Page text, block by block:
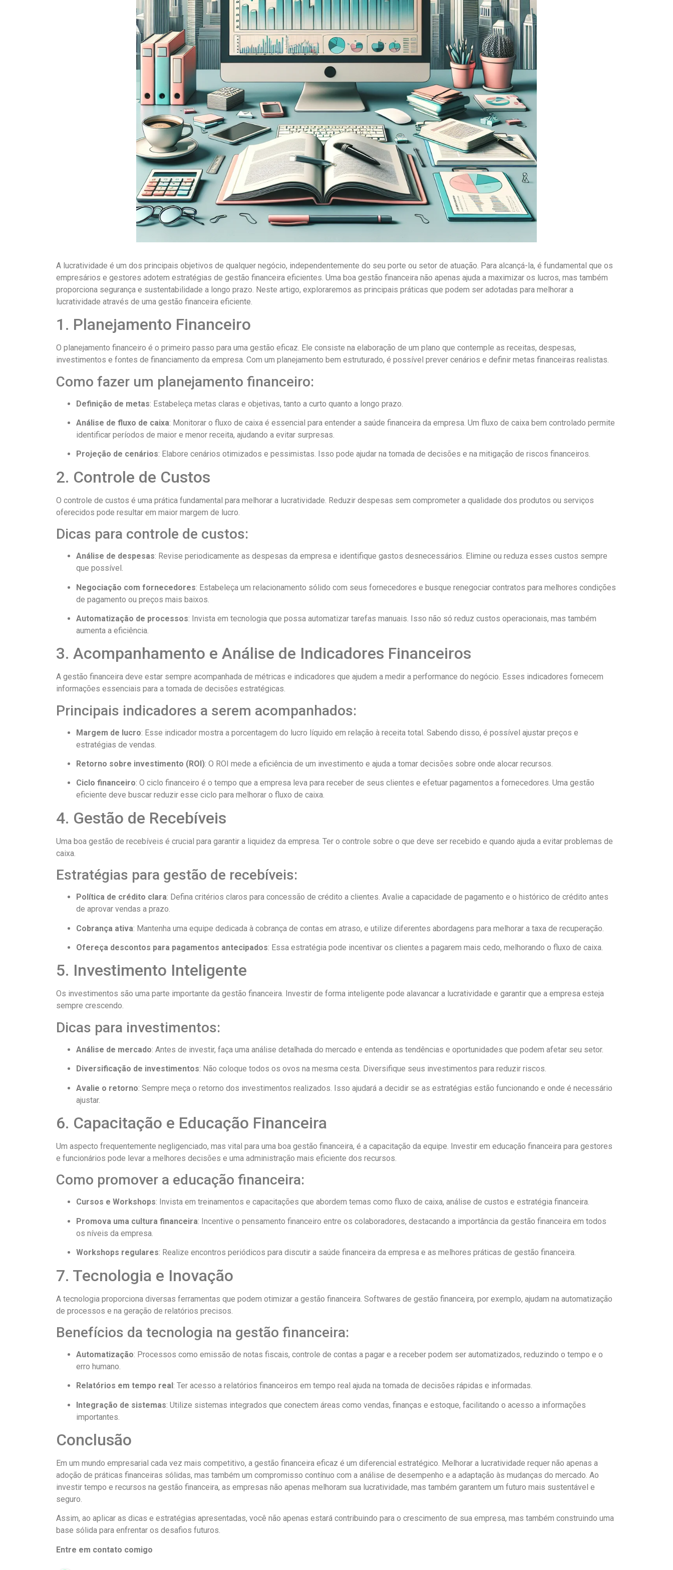
A lucratividade é um dos principais objetivos de qualquer negócio, independentemente do seu porte ou setor de atuação. Para alcançá-la, é fundamental que os
empresários e gestores adotem estratégias de gestão financeira eficientes. Uma boa gestão financeira não apenas ajuda a maximizar os lucros, mas também
proporciona segurança e sustentabilidade a longo prazo. Neste artigo, exploraremos as principais práticas que podem ser adotadas para melhorar a
lucratividade através de uma gestão financeira eficiente.
1. Planejamento Financeiro
O planejamento financeiro é o primeiro passo para uma gestão eficaz. Ele consiste na elaboração de um plano que contemple as receitas, despesas,
investimentos e fontes de financiamento da empresa. Com um planejamento bem estruturado, é possível prever cenários e definir metas financeiras realistas.
Como fazer um planejamento financeiro:
Definição de metas: Estabeleça metas claras e objetivas, tanto a curto quanto a longo prazo.
Análise de fluxo de caixa: Monitorar o fluxo de caixa é essencial para entender a saúde financeira da empresa. Um fluxo de caixa bem controlado permite
identificar períodos de maior e menor receita, ajudando a evitar surpresas.
Projeção de cenários: Elabore cenários otimizados e pessimistas. Isso pode ajudar na tomada de decisões e na mitigação de riscos financeiros.
2. Controle de Custos
O controle de custos é uma prática fundamental para melhorar a lucratividade. Reduzir despesas sem comprometer a qualidade dos produtos ou serviços
oferecidos pode resultar em maior margem de lucro.
Dicas para controle de custos:
Análise de despesas: Revise periodicamente as despesas da empresa e identifique gastos desnecessários. Elimine ou reduza esses custos sempre
que possível.
Negociação com fornecedores: Estabeleça um relacionamento sólido com seus fornecedores e busque renegociar contratos para melhores condições
de pagamento ou preços mais baixos.
Automatização de processos: Invista em tecnologia que possa automatizar tarefas manuais. Isso não só reduz custos operacionais, mas também
aumenta a eficiência.
3. Acompanhamento e Análise de Indicadores Financeiros
A gestão financeira deve estar sempre acompanhada de métricas e indicadores que ajudem a medir a performance do negócio. Esses indicadores fornecem
informações essenciais para a tomada de decisões estratégicas.
Principais indicadores a serem acompanhados:
Margem de lucro: Esse indicador mostra a porcentagem do lucro líquido em relação à receita total. Sabendo disso, é possível ajustar preços e
estratégias de vendas.
Retorno sobre investimento (ROI): O ROI mede a eficiência de um investimento e ajuda a tomar decisões sobre onde alocar recursos.
Ciclo financeiro: O ciclo financeiro é o tempo que a empresa leva para receber de seus clientes e efetuar pagamentos a fornecedores. Uma gestão
eficiente deve buscar reduzir esse ciclo para melhorar o fluxo de caixa.
4. Gestão de Recebíveis
Uma boa gestão de recebíveis é crucial para garantir a liquidez da empresa. Ter o controle sobre o que deve ser recebido e quando ajuda a evitar problemas de
caixa.
Estratégias para gestão de recebíveis:
Política de crédito clara: Defina critérios claros para concessão de crédito a clientes. Avalie a capacidade de pagamento e o histórico de crédito antes
de aprovar vendas a prazo.
Cobrança ativa: Mantenha uma equipe dedicada à cobrança de contas em atraso, e utilize diferentes abordagens para melhorar a taxa de recuperação.
Ofereça descontos para pagamentos antecipados: Essa estratégia pode incentivar os clientes a pagarem mais cedo, melhorando o fluxo de caixa.
5. Investimento Inteligente
Os investimentos são uma parte importante da gestão financeira. Investir de forma inteligente pode alavancar a lucratividade e garantir que a empresa esteja
sempre crescendo.
Dicas para investimentos:
Análise de mercado: Antes de investir, faça uma análise detalhada do mercado e entenda as tendências e oportunidades que podem afetar seu setor.
Diversificação de investimentos: Não coloque todos os ovos na mesma cesta. Diversifique seus investimentos para reduzir riscos.
Avalie o retorno: Sempre meça o retorno dos investimentos realizados. Isso ajudará a decidir se as estratégias estão funcionando e onde é necessário
ajustar.
6. Capacitação e Educação Financeira
Um aspecto frequentemente negligenciado, mas vital para uma boa gestão financeira, é a capacitação da equipe. Investir em educação financeira para gestores
e funcionários pode levar a melhores decisões e uma administração mais eficiente dos recursos.
Como promover a educação financeira:
Cursos e Workshops: Invista em treinamentos e capacitações que abordem temas como fluxo de caixa, análise de custos e estratégia financeira.
Promova uma cultura financeira: Incentive o pensamento financeiro entre os colaboradores, destacando a importância da gestão financeira em todos
os níveis da empresa.
Workshops regulares: Realize encontros periódicos para discutir a saúde financeira da empresa e as melhores práticas de gestão financeira.
7. Tecnologia e Inovação
A tecnologia proporciona diversas ferramentas que podem otimizar a gestão financeira. Softwares de gestão financeira, por exemplo, ajudam na automatização
de processos e na geração de relatórios precisos.
Benefícios da tecnologia na gestão financeira:
Automatização: Processos como emissão de notas fiscais, controle de contas a pagar e a receber podem ser automatizados, reduzindo o tempo e o
erro humano.
Relatórios em tempo real : Ter acesso a relatórios financeiros em tempo real ajuda na tomada de decisões rápidas e informadas.
Integração de sistemas: Utilize sistemas integrados que conectem áreas como vendas, finanças e estoque, facilitando o acesso a informações
importantes.
Conclusão
Em um mundo empresarial cada vez mais competitivo, a gestão financeira eficaz é um diferencial estratégico. Melhorar a lucratividade requer não apenas a
adoção de práticas financeiras sólidas, mas também um compromisso contínuo com a análise de desempenho e a adaptação às mudanças do mercado. Ao
investir tempo e recursos na gestão financeira, as empresas não apenas melhoram sua lucratividade, mas também garantem um futuro mais sustentável e
seguro.
Assim, ao aplicar as dicas e estratégias apresentadas, você não apenas estará contribuindo para o crescimento de sua empresa, mas também construindo uma
base sólida para enfrentar os desafios futuros.
Entre em contato comigo